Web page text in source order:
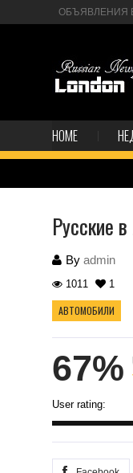
ОБЪЯВЛЕНИЯ
HOME
Русские
By admin
1011 1
АВТОМОБИЛИ
67%
User rating: